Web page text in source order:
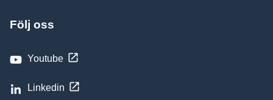
Följ oss
Youtube
Linkedin